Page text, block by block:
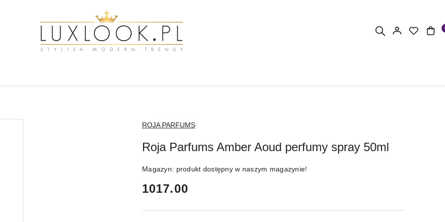
NAZWA
PRODUCENTA:
ROJA PARFUMS
Roja Parfums Amber Aoud perfumy spray 50ml
Magazyn: produkt dostępny w naszym magazynie!
cena:
1017.00